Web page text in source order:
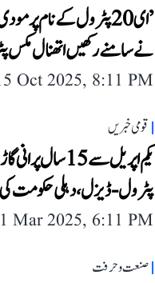
’ای 20 پٹرول کے نام
نے سامنے رکھیں اتھنال مکس
Oct 2025, 8:11 PM
قومی خبریں
یکم اپریل سے 15
پٹرول-ڈیزل، دہلی حکومت
Mar 2025, 6:11 PM
صنعت و حرفت